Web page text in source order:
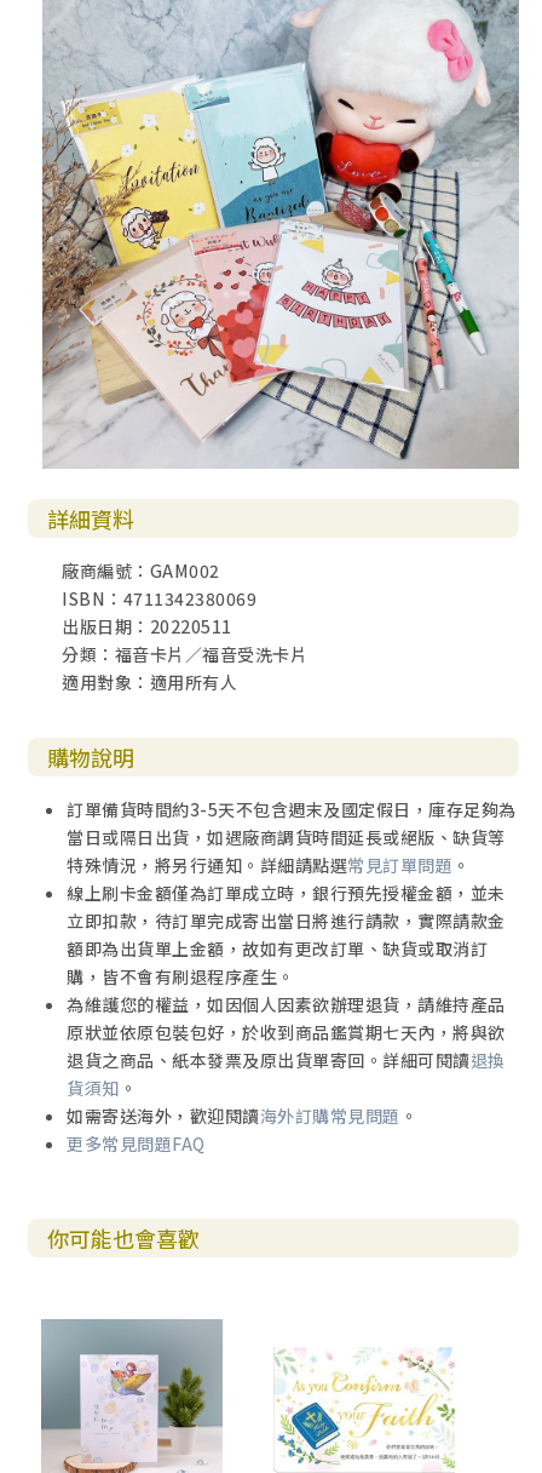
詳細資料
廠商編號：GAM002
ISBN：4711342380069
出版日期：20220511
分類：福音卡片／福音受洗卡片
適用對象：適用所有人
購物說明
訂單備貨時間約3-5天不包含週末及國定假日，庫存足夠為
當日或隔日出貨，如遇廠商調貨時間延長或絕版、缺貨等
特殊情況，將另行通知。詳細請點選常見訂單問題 。
線上刷卡金額僅為訂單成立時，銀行預先授權金額，並未
立即扣款，待訂單完成寄出當日將進行請款，實際請款金
額即為出貨單上金額，故如有更改訂單、缺貨或取消訂
購，皆不會有刷退程序產生。
為維護您的權益，如因個人因素欲辦理退貨，請維持產品
原狀並依原包裝包好，於收到商品鑑賞期七天內，將與欲
退貨之商品、紙本發票及原出貨單寄回。詳細可閱讀退換
貨須知 。
如需寄送海外，歡迎閱讀海外訂購常見問題 。
更多常見問題FAQ
你可能也會喜歡